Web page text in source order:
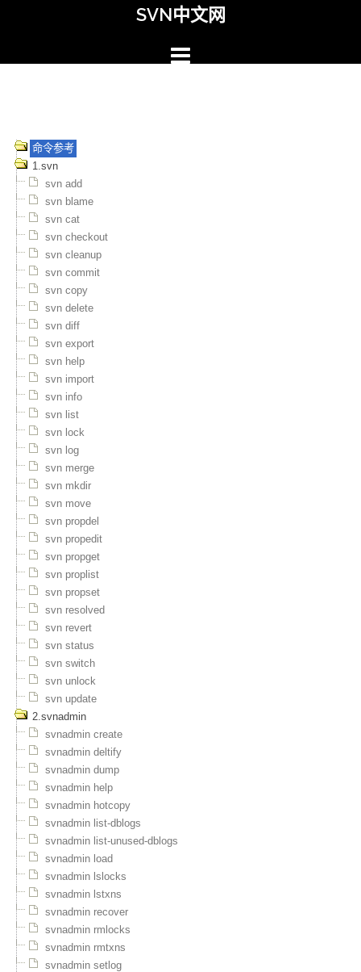
SVN中文网
命令参考
1.svn
svn add
svn blame
svn cat
svn checkout
svn cleanup
svn commit
svn copy
svn delete
svn diff
svn export
svn help
svn import
svn info
svn list
svn lock
svn log
svn merge
svn mkdir
svn move
svn propdel
svn propedit
svn propget
svn proplist
svn propset
svn resolved
svn revert
svn status
svn switch
svn unlock
svn update
2.svnadmin
svnadmin create
svnadmin deltify
svnadmin dump
svnadmin help
svnadmin hotcopy
svnadmin list-dblogs
svnadmin list-unused-dblogs
svnadmin load
svnadmin lslocks
svnadmin lstxns
svnadmin recover
svnadmin rmlocks
svnadmin rmtxns
svnadmin setlog